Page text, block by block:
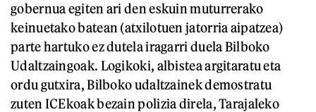
gobernua egiten ari den eskuin muturrerako
keinuetako batean (atxilotuen jatorria aipatzea)
parte hartuko ez dutela iragarri duela Bilboko
Udaltzaingoak. Logikoki, albistea argitaratu eta
ordu gutxira, Bilboko udaltzainek demostratu
zuten ICEkoak bezain polizia direla, Tarajaleko